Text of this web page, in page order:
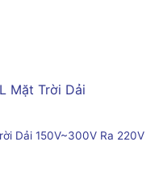
Dải 150V~300V Ra 220V